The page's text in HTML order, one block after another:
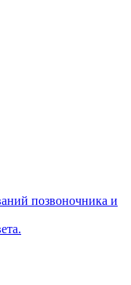
позвоночника и